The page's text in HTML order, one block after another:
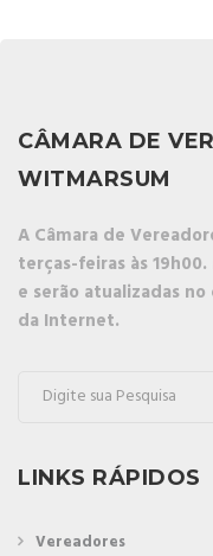
CÂMARA DE
WITMARSUM
A Câmara de
terças-feiras às
e serão atualizadas
da Internet.
LINKS RÁPIDOS
Vereadores